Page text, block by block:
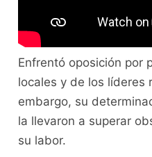
Enfrentó oposición por
locales y de los líderes
embargo, su
la llevaron a superar
su labor.